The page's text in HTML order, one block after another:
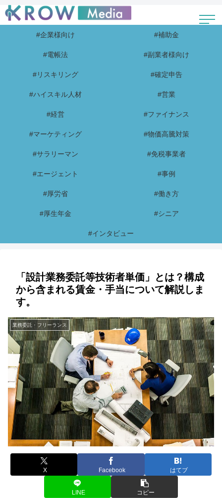
#企業様向け #補助金
#電帳法 #副業者様向け
#リスキリング #確定申告
#ハイスキル人材 #営業
#経営 #ファイナンス
#マーケティング #物価高騰対策
#サラリーマン #免税事業者
#エージェント #事例
#厚労省 #働き方
#厚生年金 #シニア
#インタビュー
「設計業務委託等技術者単価」とは？構成
から含まれる賃金・手当について解説しま
す。
業務委託・フリーランス
X Facebook はてブ
LINE コピー